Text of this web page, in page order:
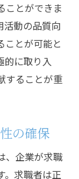
ことができま
活動の品質向
ことが可能と
的に取り入
することが重
の確保
、企業が求職
。求職者は正